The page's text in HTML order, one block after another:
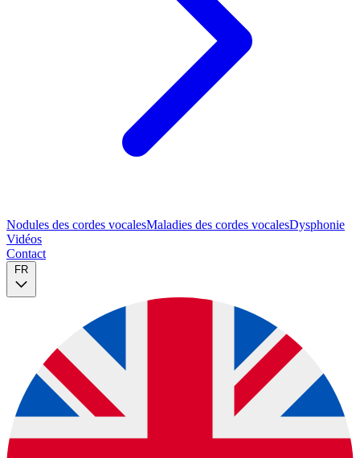
Nodules des cordes vocalesMaladies des cordes vocalesDysphonie
Vidéos
Contact